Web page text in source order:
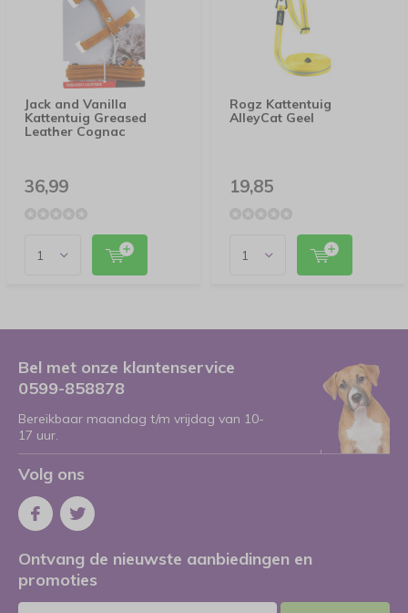
Jack and Vanilla
Kattentuig Greased
Leather Cognac
36,99
Rogz Kattentuig
AlleyCat Geel
19,85
Bel met onze klantenservice
0599-858878
Bereikbaar maandag t/m vrijdag van 10-
17 uur.
Volg ons
Ontvang de nieuwste aanbiedingen en
promoties